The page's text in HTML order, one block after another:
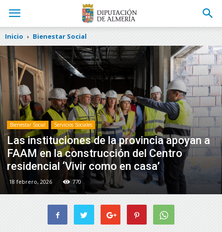
Inicio Bienestar Social
Bienestar Social Servicios Sociales
Las instituciones de la provincia apoyan a
FAAM en la construcción del Centro
residencial ‘Vivir como en casa’
18 febrero, 2026 770